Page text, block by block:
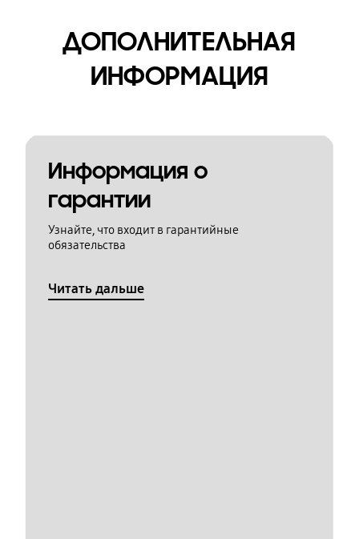
ДОПОЛНИТЕЛЬНАЯ
ИНФОРМАЦИЯ
Информация о
гарантии
Узнайте, что входит в гарантийные
обязательства
Читать дальше